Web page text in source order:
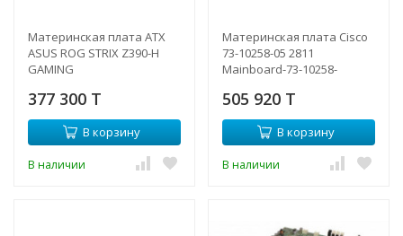
Материнская плата ATX
ASUS ROG STRIX Z390-H
GAMING
377 300 T
В корзину
В наличии
Материнская плата Cisco
73-10258-05 2811
Mainboard-73-10258-
505 920 T
В корзину
В наличии